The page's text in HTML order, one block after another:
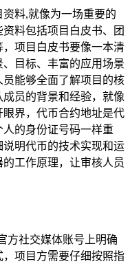
料,就像为一场重要的
料包括项目白皮书、团
项目白皮书要像一本清
目标、丰富的应用场景
能够全面了解项目的核
员的背景和经验，就像
界，代币合约地址是代
的身份证号码一样重
明代币的技术实现和运
工作原理，让审核人员
方社交媒体账号上明确
项目方需要仔细按照指